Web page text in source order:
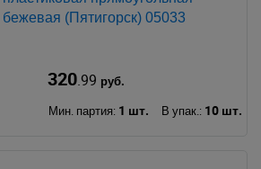
бежевая (Пятигорск) 05033
320.99 руб.
Мин. партия: 1 шт. В упак.: 10 шт.